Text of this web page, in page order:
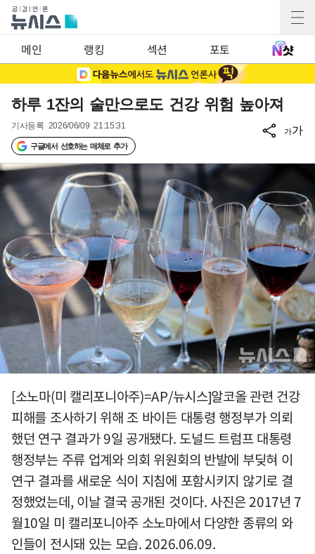
메인 랭킹 섹션 포토
하루 1잔의 술만으로도 건강 위험 높아져
기사등록 2026/06/09 21:15:31
구글에서 선호하는 매체로 추가
가가
[소노마(미 캘리포니아주)=AP/뉴시스]알코올 관련 건강
피해를 조사하기 위해 조 바이든 대통령 행정부가 의뢰
했던 연구 결과가 9일 공개됐다. 도널드 트럼프 대통령
행정부는 주류 업계와 의회 위원회의 반발에 부딪혀 이
연구 결과를 새로운 식이 지침에 포함시키지 않기로 결
정했었는데, 이날 결국 공개된 것이다. 사진은 2017년 7
월10일 미 캘리포니아주 소노마에서 다양한 종류의 와
인들이 전시돼 있는 모습. 2026.06.09.